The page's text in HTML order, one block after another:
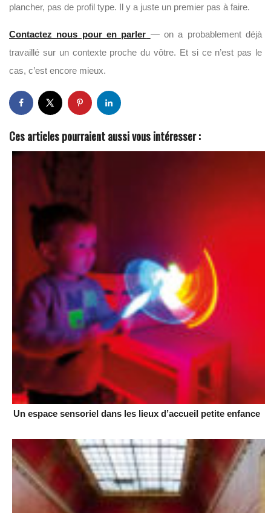
plancher, pas de profil type. Il y a juste un premier pas à faire.
Contactez nous pour en parler — on a probablement déjà
travaillé sur un contexte proche du vôtre. Et si ce n’est pas le
cas, c’est encore mieux.
Ces articles pourraient aussi vous intéresser :
Un espace sensoriel dans les lieux d’accueil petite enfance